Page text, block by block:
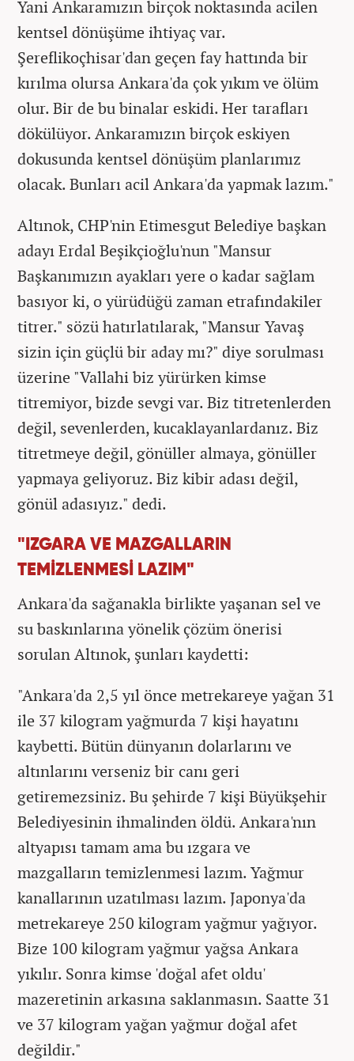
Yani Ankaramızın birçok noktasında acilen
kentsel dönüşüme ihtiyaç var.
Şereflikoçhisar'dan geçen fay hattında bir
kırılma olursa Ankara'da çok yıkım ve ölüm
olur. Bir de bu binalar eskidi. Her tarafları
dökülüyor. Ankaramızın birçok eskiyen
dokusunda kentsel dönüşüm planlarımız
olacak. Bunları acil Ankara'da yapmak lazım."
Altınok, CHP'nin Etimesgut Belediye başkan
adayı Erdal Beşikçioğlu'nun "Mansur
Başkanımızın ayakları yere o kadar sağlam
basıyor ki, o yürüdüğü zaman etrafındakiler
titrer." sözü hatırlatılarak, "Mansur Yavaş
sizin için güçlü bir aday mı?" diye sorulması
üzerine "Vallahi biz yürürken kimse
titremiyor, bizde sevgi var. Biz titretenlerden
değil, sevenlerden, kucaklayanlardanız. Biz
titretmeye değil, gönüller almaya, gönüller
yapmaya geliyoruz. Biz kibir adası değil,
gönül adasıyız." dedi.
"IZGARA VE MAZGALLARIN
TEMİZLENMESİ LAZIM"
Ankara'da sağanakla birlikte yaşanan sel ve
su baskınlarına yönelik çözüm önerisi
sorulan Altınok, şunları kaydetti:
"Ankara'da 2,5 yıl önce metrekareye yağan 31
ile 37 kilogram yağmurda 7 kişi hayatını
kaybetti. Bütün dünyanın dolarlarını ve
altınlarını verseniz bir canı geri
getiremezsiniz. Bu şehirde 7 kişi Büyükşehir
Belediyesinin ihmalinden öldü. Ankara'nın
altyapısı tamam ama bu ızgara ve
mazgalların temizlenmesi lazım. Yağmur
kanallarının uzatılması lazım. Japonya'da
metrekareye 250 kilogram yağmur yağıyor.
Bize 100 kilogram yağmur yağsa Ankara
yıkılır. Sonra kimse 'doğal afet oldu'
mazeretinin arkasına saklanmasın. Saatte 31
ve 37 kilogram yağan yağmur doğal afet
değildir."